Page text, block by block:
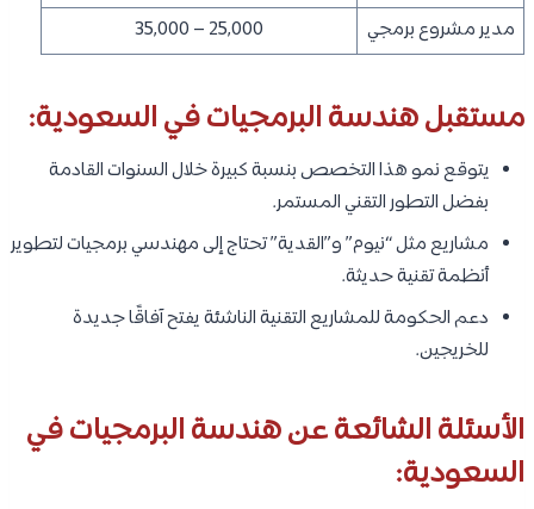
مدير مشروع برمجي
25,000 – 35,000
مستقبل هندسة البرمجيات في السعودية:
يتوقع نمو هذا التخصص بنسبة كبيرة خلال السنوات القادمة
بفضل التطور التقني المستمر.
مشاريع مثل “نيوم” و”القدية” تحتاج إلى مهندسي برمجيات لتطوير
أنظمة تقنية حديثة.
دعم الحكومة للمشاريع التقنية الناشئة يفتح آفاقًا جديدة
للخريجين.
الأسئلة الشائعة عن هندسة البرمجيات في
السعودية: